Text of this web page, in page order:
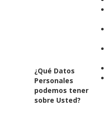
¿Qué Datos
Personales
podemos tener
sobre Usted?